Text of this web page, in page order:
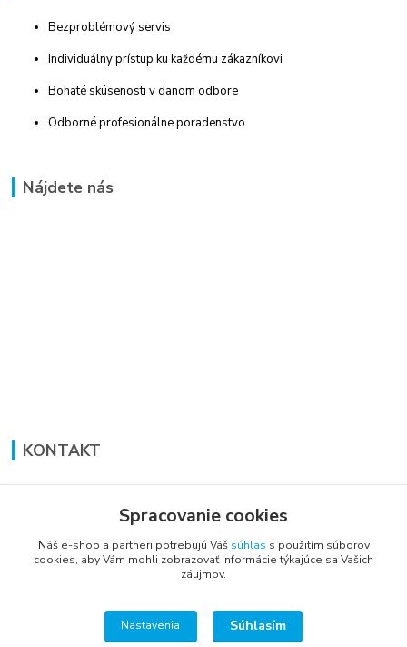
Bezproblémový servis
Individuálny prístup ku každému zákazníkovi
Bohaté skúsenosti v danom odbore
Odborné profesionálne poradenstvo
Nájdete nás
KONTAKT
+421 948 711 774
vsetkoprenabytok@gmail.com
Spracovanie cookies
Náš e-shop a partneri potrebujú Váš súhlas s použitím súborov
cookies, aby Vám mohli zobrazovať informácie týkajúce sa Vašich
záujmov.
Nastavenia Súhlasím